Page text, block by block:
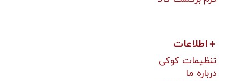
اطلاعات
تنظیمات کوکی
درباره ما